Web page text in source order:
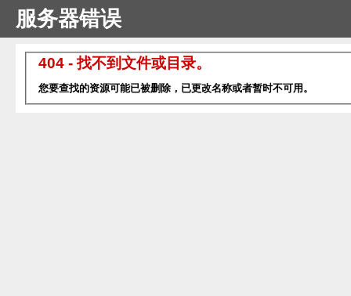
服务器错误
404 - 找不到文件或目录。
您要查找的资源可能已被删除，已更改名称或者暂时不可用。